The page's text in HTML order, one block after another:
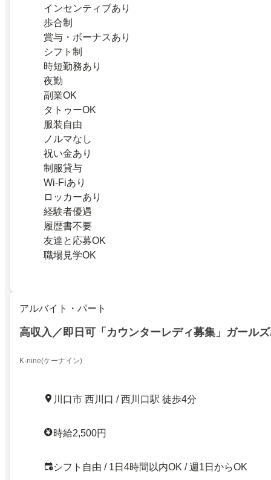
インセンティブあり
歩合制
賞与・ボーナスあり
シフト制
時短勤務あり
夜勤
副業OK
タトゥーOK
服装自由
ノルマなし
祝い金あり
制服貸与
Wi-Fiあり
ロッカーあり
経験者優遇
履歴書不要
友達と応募OK
職場見学OK
アルバイト・パート
高収入／即日可「カウンターレディ募集」ガール
K-nine(ケーナイン)
川口市 西川口 / 西川口駅 徒歩4分
時給2,500円
シフト自由 / 1日4時間以内OK / 週1日からOK